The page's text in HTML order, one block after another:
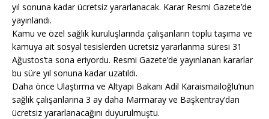
yıl sonuna kadar ücretsiz yararlanacak. Karar Resmi Gazete’de
yayınlandı.
Kamu ve özel sağlık kuruluşlarında çalışanların toplu taşıma ve
kamuya ait sosyal tesislerden ücretsiz yararlanma süresi 31
Ağustos’ta sona eriyordu. Resmi Gazete’de yayınlanan kararlar
bu süre yıl sonuna kadar uzatıldı.
Daha önce Ulaştırma ve Altyapı Bakanı Adil Karaismailoğlu’nun
sağlık çalışanlarına 3 ay daha Marmaray ve Başkentray’dan
ücretsiz yararlanacağını duyurulmuştu.